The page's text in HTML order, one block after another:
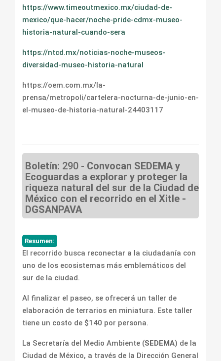
https://www.timeoutmexico.mx/ciudad-de-
mexico/que-hacer/noche-pride-cdmx-museo-
historia-natural-cuando-sera
https://ntcd.mx/noticias-noche-museos-
diversidad-museo-historia-natural
https://oem.com.mx/la-
prensa/metropoli/cartelera-nocturna-de-junio-en-
el-museo-de-historia-natural-24403117
Boletín: 290 - Convocan SEDEMA y
Ecoguardas a explorar y proteger la
riqueza natural del sur de la Ciudad de
México con el recorrido en el Xitle -
DGSANPAVA
Resumen:
El recorrido busca reconectar a la ciudadanía con
uno de los ecosistemas más emblemáticos del
sur de la ciudad.
Al finalizar el paseo, se ofrecerá un taller de
elaboración de terrarios en miniatura. Este taller
tiene un costo de $140 por persona.
La Secretaría del Medio Ambiente (SEDEMA) de la
Ciudad de México, a través de la Dirección General